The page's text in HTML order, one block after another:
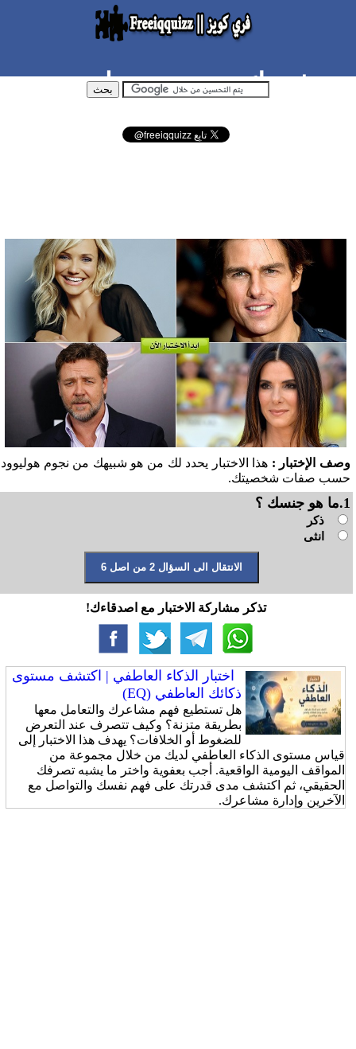
من شبيهك من نجوم هوليوود
وصف الإختبار : هذا الاختبار يحدد لك من هو شبيهك من نجوم هوليوود
حسب صفات شخصيتك.
1.ما هو جنسك ؟
ذكر
انثى
تذكر مشاركة الاختبار مع اصدقاءك!
اختبار الذكاء العاطفي | اكتشف مستوى
ذكائك العاطفي (EQ)
هل تستطيع فهم مشاعرك والتعامل معها
بطريقة متزنة؟ وكيف تتصرف عند التعرض
للضغوط أو الخلافات؟ يهدف هذا الاختبار إلى
قياس مستوى الذكاء العاطفي لديك من خلال مجموعة من
المواقف اليومية الواقعية. أجب بعفوية واختر ما يشبه تصرفك
الحقيقي، ثم اكتشف مدى قدرتك على فهم نفسك والتواصل مع
الآخرين وإدارة مشاعرك.